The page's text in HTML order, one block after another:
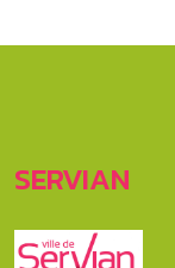
SERVIAN